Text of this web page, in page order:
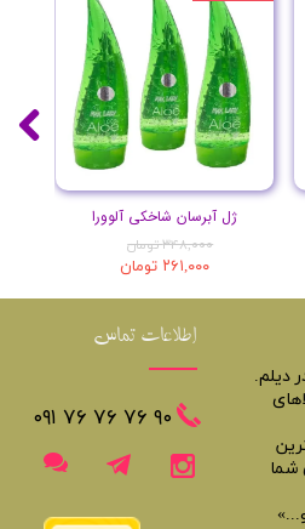
ژل آبرسان شاخکی آلوورا
۳۴۸,۰۰۰ تومان
۲۶۱,۰۰۰ تومان
دیلم.
شما
اطلاعات تماس
​​٩٠ ٧۶ ٧۶ ٧۶ ٠٩١